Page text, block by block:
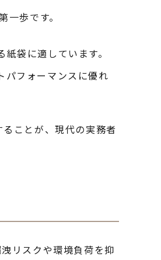
歩です。
袋に適しています。
パフォーマンスに優れ
ことが、現代の実務者
リスクや環境負荷を抑